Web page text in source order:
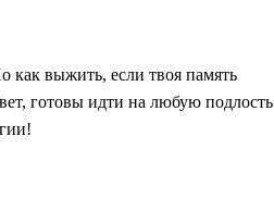
выжить, если твоя память
готовы идти на любую подлость